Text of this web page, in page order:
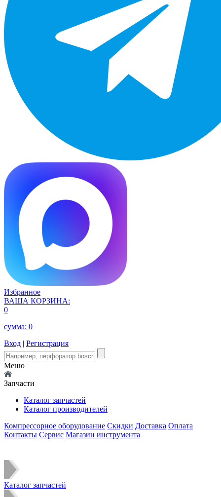
Избранное
ВАША КОРЗИНА:
0
сумма: 0
Вход | Регистрация
Меню
Запчасти
Каталог запчастей
Каталог производителей
Компрессорное оборудование Скидки Доставка Оплата
Контакты Сервис Магазин инструмента
Каталог запчастей